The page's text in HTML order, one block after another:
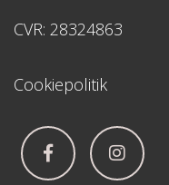
CVR: 28324863
Cookiepolitik